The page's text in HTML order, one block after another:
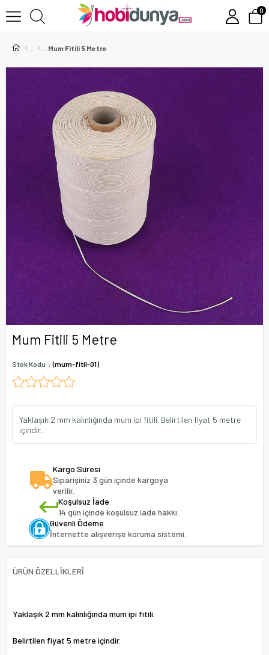
0
Mum Fitili 5 Metre
Mum Fitili 5 Metre
Stok Kodu (mum-fitil-01)
Yaklaşık 2 mm kalınlığında mum ipi fitili. Belirtilen fiyat 5 metre
içindir.
Kargo Süresi
Siparişiniz 3 gün içinde kargoya
verilir.
Koşulsuz İade
14 gün içinde koşulsuz iade hakkı.
Güvenli Ödeme
İnternette alışverişe koruma sistemi.
ÜRÜN ÖZELLIKLERI
Yaklaşık 2 mm kalınlığında mum ipi fitili.
Belirtilen fiyat 5 metre içindir.